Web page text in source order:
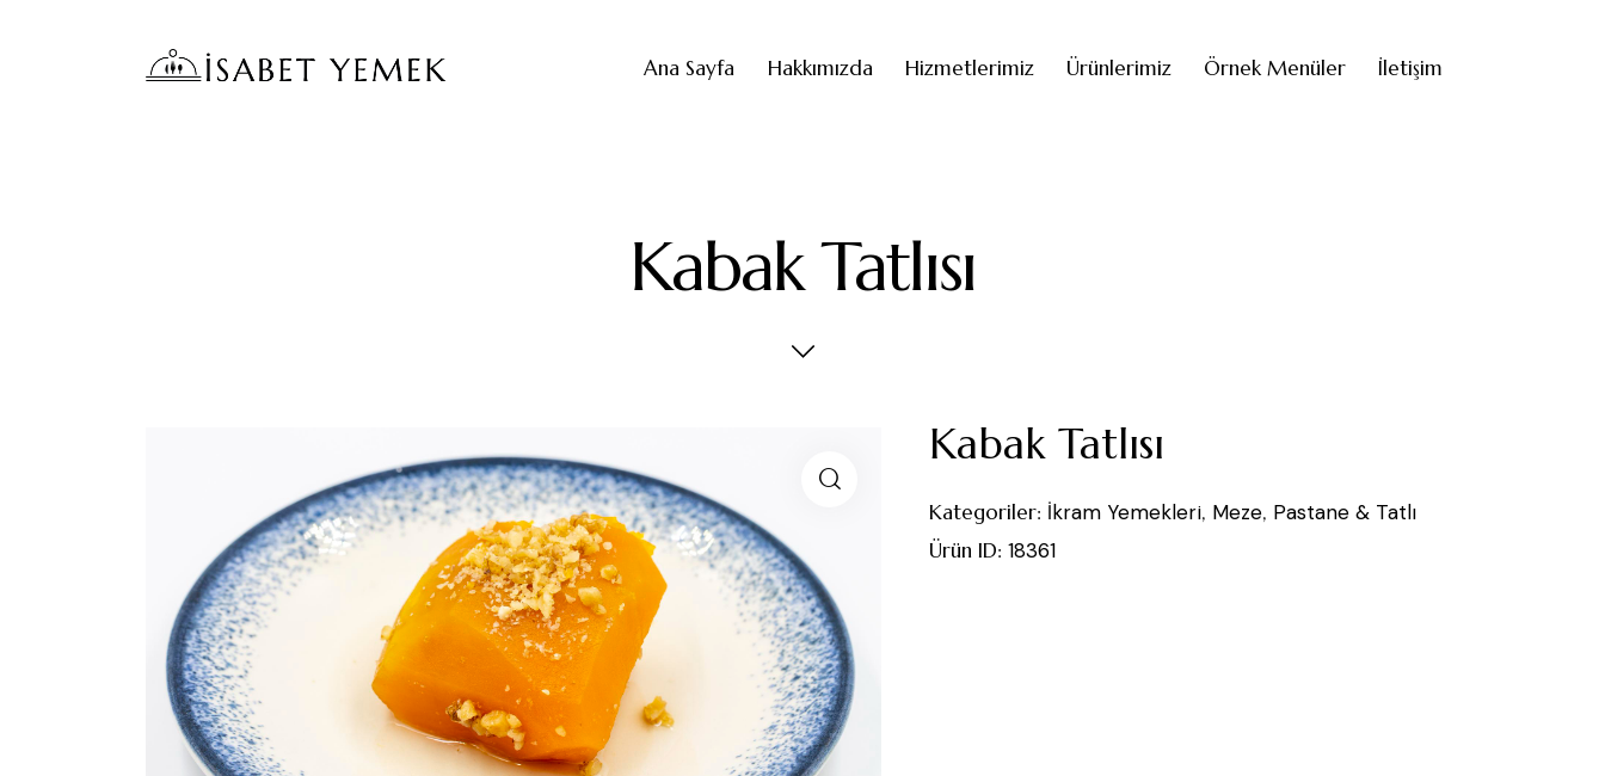
Ana Sayfa Hakkımızda Hizmetlerimiz Ürünlerimiz Örnek Menüler İletişim
Kabak Tatlısı
Kabak Tatlısı
Kategoriler: İkram Yemekleri, Meze, Pastane & Tatlı
Ürün ID: 18361